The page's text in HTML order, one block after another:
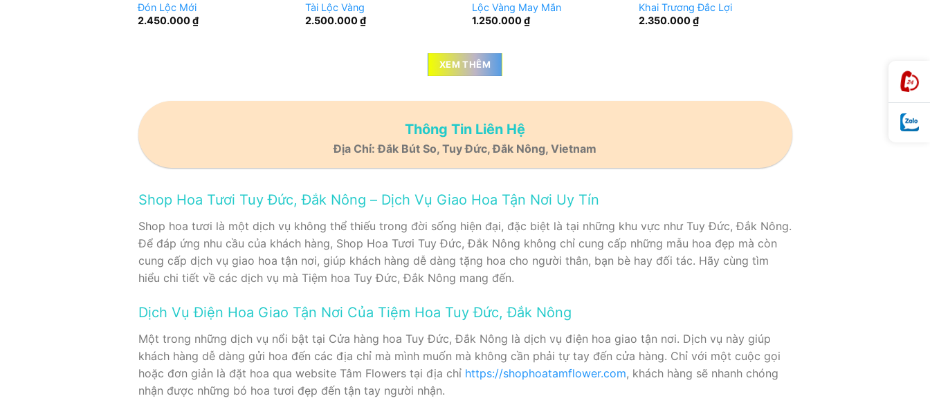
Đón Lộc Mới
2.450.000₫
Tài Lộc Vàng
2.500.000₫
Lộc Vàng May Mắn
1.250.000₫
Khai Trương Đắc Lợi
2.350.000₫
XEM THÊM
Thông Tin Liên Hệ
Địa Chỉ: Đắk Bút So, Tuy Đức, Đắk Nông, Vietnam
Shop Hoa Tươi Tuy Đức, Đắk Nông – Dịch Vụ Giao Hoa Tận Nơi Uy Tín
Shop hoa tươi là một dịch vụ không thể thiếu trong đời sống hiện đại, đặc biệt là tại những khu vực như Tuy Đức, Đắk Nông.
Để đáp ứng nhu cầu của khách hàng, Shop Hoa Tươi Tuy Đức, Đắk Nông không chỉ cung cấp những mẫu hoa đẹp mà còn
cung cấp dịch vụ giao hoa tận nơi, giúp khách hàng dễ dàng tặng hoa cho người thân, bạn bè hay đối tác. Hãy cùng tìm
hiểu chi tiết về các dịch vụ mà Tiệm hoa Tuy Đức, Đắk Nông mang đến.
Dịch Vụ Điện Hoa Giao Tận Nơi Của Tiệm Hoa Tuy Đức, Đắk Nông
Một trong những dịch vụ nổi bật tại Cửa hàng hoa Tuy Đức, Đắk Nông là dịch vụ điện hoa giao tận nơi. Dịch vụ này giúp
khách hàng dễ dàng gửi hoa đến các địa chỉ mà mình muốn mà không cần phải tự tay đến cửa hàng. Chỉ với một cuộc gọi
hoặc đơn giản là đặt hoa qua website Tâm Flowers tại địa chỉ https://shophoatamflower.com, khách hàng sẽ nhanh chóng
nhận được những bó hoa tươi đẹp đến tận tay người nhận.